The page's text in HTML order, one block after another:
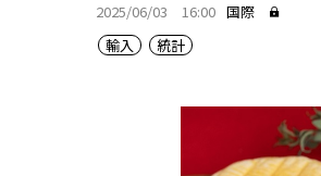
2025/06/03 16:00 国際
輸入
統計